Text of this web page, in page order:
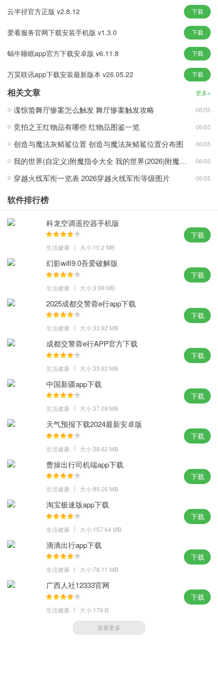
2、自动获取周边wifi热点信息，直接的扫描20米之内的所有的无限
3、软件不仅真正可用并保证大部分机型可用，还能协助用户管理系
4、软件不会对您的手机造成威胁，也没有恶意强制性的广告
幻影wifi9.0吾爱破解版亮点：
1、可以自动密码，连接速度非常的快，不受WiFi限制
3、速率极快20米左右近场直连，传输速率远超手机蓝牙数十倍
4、可以一键帮你附近的所有WiFi，直接一键即可快速上网
幻影wifi9.0吾爱破解版优势：
1、立即检索周边wifi，一目了然，相互连接，比系统软件内置的程
序流程速度快、体验更强
2、保证了大部分机型可以正常使用，并且突破网卡限制，省去再花
费一份网卡的钱
3、全面掌握安全状况，深入体检更专业以最大限度地利用各种网络
4、无需担心闪退，可以随时随地享受来自幻影免费、安全的免费Wi
幻影wifi9.0吾爱破解版点评：
完全不需要有任何复杂的操作，只要有幻影wifi免费版下载 就能让你
最快速度连上最快的wifi，的速度简直比你眨眼的速度还快哦。
云半径官方正版 v2.8.12 下载
爱看服务官网下载安装手机版 v1.3.0 下载
蜗牛睡眠app官方下载安卓版 v6.11.8 下载
万昊联讯app下载安装最新版本 v26.05.22 下载
相关文章 更多+
谍惊蛰舞厅惨案怎么触发 舞厅惨案触发攻略 06/05
竞拍之王红物品有哪些 红物品图鉴一览 06/05
创造与魔法灰鲭鲨位置 创造与魔法灰鲭鲨位置分布图 06/05
我的世界(自定义)附魔指令大全 我的世界(2026)附魔指令代码大全 06/05
穿越火线军衔一览表 2026穿越火线军衔等级图片 06/05
软件排行榜
科龙空调遥控器手机版
生活健康 大小:10.2 MB
下载
幻影wifi9.0吾爱破解版
生活健康 大小:3.98 MB
下载
2025成都交警蓉e行app下载
生活健康 大小:33.92 MB
下载
成都交警蓉e行APP官方下载
生活健康 大小:33.92 MB
下载
中国新疆app下载
生活健康 大小:37.09 MB
下载
天气预报下载2024最新安卓版
生活健康 大小:38.62 MB
下载
曹操出行司机端app下载
生活健康 大小:89.26 MB
下载
淘宝极速版app下载
生活健康 大小:157.64 MB
下载
滴滴出行app下载
生活健康 大小:78.11 MB
下载
广西人社12333官网
生活健康 大小:179 B
下载
查看更多